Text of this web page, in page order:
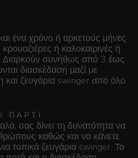
ένα χρόνο ή αρκετούς μήνες
ή καλοκαιρινές ή
Διαρκούν συνήθως από 3 έως
διασκέδαση μαζί με
και ζευγάρια swinger από όλο
ΠΑΡΤΙ
σας δίνει τη δυνατότητα να
καθώς και να κάνετε
τοπικά ζευγάρια swinger. Το